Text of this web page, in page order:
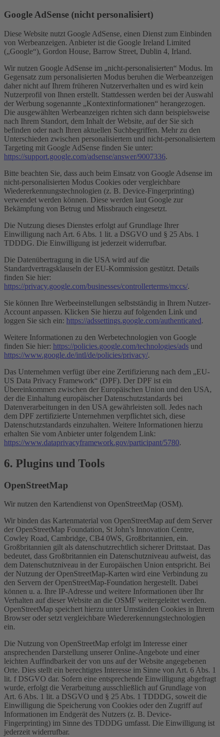
Google AdSense (nicht personalisiert)
Diese Website nutzt Google AdSense, einen Dienst zum Einbinden
von Werbeanzeigen. Anbieter ist die Google Ireland Limited
(„Google“), Gordon House, Barrow Street, Dublin 4, Irland.
Wir nutzen Google AdSense im „nicht-personalisierten“ Modus. Im
Gegensatz zum personalisierten Modus beruhen die Werbeanzeigen
daher nicht auf Ihrem früheren Nutzerverhalten und es wird kein
Nutzerprofil von Ihnen erstellt. Stattdessen werden bei der Auswahl
der Werbung sogenannte „Kontextinformationen“ herangezogen.
Die ausgewählten Werbeanzeigen richten sich dann beispielsweise
nach Ihrem Standort, dem Inhalt der Website, auf der Sie sich
befinden oder nach Ihren aktuellen Suchbegriffen. Mehr zu den
Unterschieden zwischen personalisiertem und nicht-personalisiertem
Targeting mit Google AdSense finden Sie unter:
https://support.google.com/adsense/answer/9007336.
Bitte beachten Sie, dass auch beim Einsatz von Google Adsense im
nicht-personalisierten Modus Cookies oder vergleichbare
Wiedererkennungstechnologien (z. B. Device-Fingerprinting)
verwendet werden können. Diese werden laut Google zur
Bekämpfung von Betrug und Missbrauch eingesetzt.
Die Nutzung dieses Dienstes erfolgt auf Grundlage Ihrer
Einwilligung nach Art. 6 Abs. 1 lit. a DSGVO und § 25 Abs. 1
TDDDG. Die Einwilligung ist jederzeit widerrufbar.
Die Datenübertragung in die USA wird auf die
Standardvertragsklauseln der EU-Kommission gestützt. Details
finden Sie hier:
https://privacy.google.com/businesses/controllerterms/mccs/.
Sie können Ihre Werbeeinstellungen selbstständig in Ihrem Nutzer-
Account anpassen. Klicken Sie hierzu auf folgenden Link und
loggen Sie sich ein: https://adssettings.google.com/authenticated.
Weitere Informationen zu den Werbetechnologien von Google
finden Sie hier: https://policies.google.com/technologies/ads und
https://www.google.de/intl/de/policies/privacy/.
Das Unternehmen verfügt über eine Zertifizierung nach dem „EU-
US Data Privacy Framework“ (DPF). Der DPF ist ein
Übereinkommen zwischen der Europäischen Union und den USA,
der die Einhaltung europäischer Datenschutzstandards bei
Datenverarbeitungen in den USA gewährleisten soll. Jedes nach
dem DPF zertifizierte Unternehmen verpflichtet sich, diese
Datenschutzstandards einzuhalten. Weitere Informationen hierzu
erhalten Sie vom Anbieter unter folgendem Link:
https://www.dataprivacyframework.gov/participant/5780.
6. Plugins und Tools
OpenStreetMap
Wir nutzen den Kartendienst von OpenStreetMap (OSM).
Wir binden das Kartenmaterial von OpenStreetMap auf dem Server
der OpenStreetMap Foundation, St John’s Innovation Centre,
Cowley Road, Cambridge, CB4 0WS, Großbritannien, ein.
Großbritannien gilt als datenschutzrechtlich sicherer Drittstaat. Das
bedeutet, dass Großbritannien ein Datenschutzniveau aufweist, das
dem Datenschutzniveau in der Europäischen Union entspricht. Bei
der Nutzung der OpenStreetMap-Karten wird eine Verbindung zu
den Servern der OpenStreetMap-Foundation hergestellt. Dabei
können u. a. Ihre IP-Adresse und weitere Informationen über Ihr
Verhalten auf dieser Website an die OSMF weitergeleitet werden.
OpenStreetMap speichert hierzu unter Umständen Cookies in Ihrem
Browser oder setzt vergleichbare Wiedererkennungstechnologien
ein.
Die Nutzung von OpenStreetMap erfolgt im Interesse einer
ansprechenden Darstellung unserer Online-Angebote und einer
leichten Auffindbarkeit der von uns auf der Website angegebenen
Orte. Dies stellt ein berechtigtes Interesse im Sinne von Art. 6 Abs. 1
lit. f DSGVO dar. Sofern eine entsprechende Einwilligung abgefragt
wurde, erfolgt die Verarbeitung ausschließlich auf Grundlage von
Art. 6 Abs. 1 lit. a DSGVO und § 25 Abs. 1 TDDDG, soweit die
Einwilligung die Speicherung von Cookies oder den Zugriff auf
Informationen im Endgerät des Nutzers (z. B. Device-
Fingerprinting) im Sinne des TDDDG umfasst. Die Einwilligung ist
jederzeit widerrufbar.